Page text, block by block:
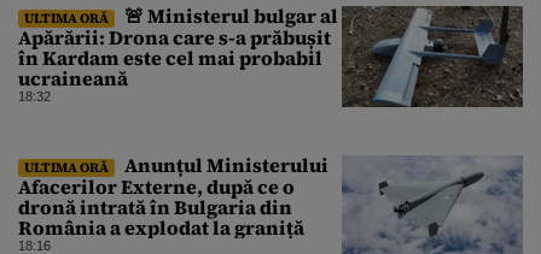
ULTIMA ORĂ
🚨 Ministerul bulgar al
Apărării: Drona care s-a prăbușit
în Kardam este cel mai probabil
ucraineană
18:32
ULTIMA ORĂ
Anunțul Ministerului
Afacerilor Externe, după ce o
dronă intrată în Bulgaria din
România a explodat la graniță
18:16